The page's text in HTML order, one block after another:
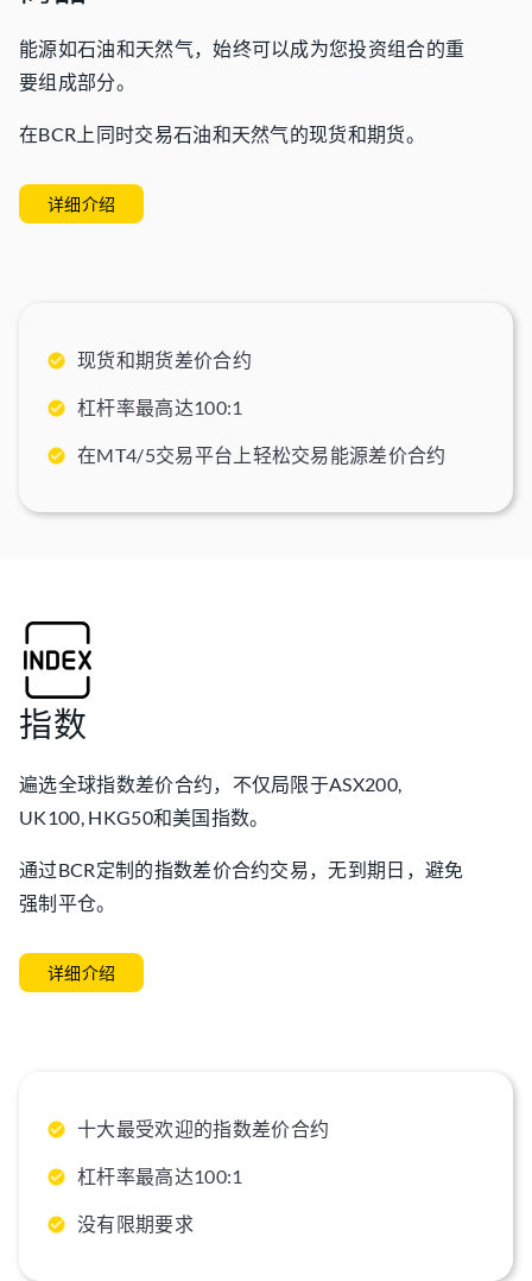
能源如石油和天然气，始终可以成为您投资组合的重
要组成部分。
在BCR上同时交易石油和天然气的现货和期货。
详细介绍
现货和期货差价合约
杠杆率最高达100:1
在MT4/5交易平台上轻松交易能源差价合约
指数
遍选全球指数差价合约，不仅局限于ASX200,
UK100, HKG50和美国指数。
通过BCR定制的指数差价合约交易，无到期日，避免
强制平仓。
详细介绍
十大最受欢迎的指数差价合约
杠杆率最高达100:1
没有限期要求